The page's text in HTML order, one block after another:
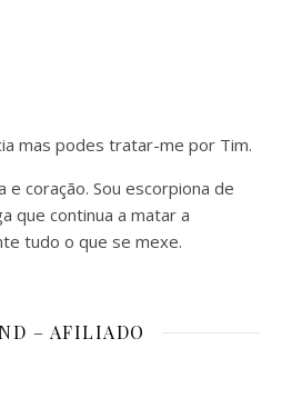
mas podes tratar-me por Tim.
e coração. Sou escorpiona de
que continua a matar a
tudo o que se mexe.
– AFILIADO